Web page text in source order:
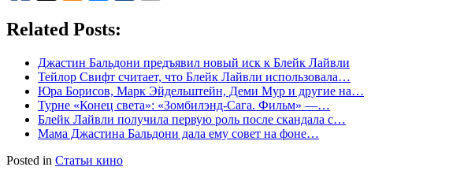
Related Posts:
Джастин Бальдони предъявил новый иск к Блейк Лайвли
Тейлор Свифт считает, что Блейк Лайвли использовала…
Юра Борисов, Марк Эйдельштейн, Деми Мур и другие на…
Турне «Конец света»: «Зомбилэнд-Сага. Фильм» —…
Блейк Лайвли получила первую роль после скандала с…
Мама Джастина Бальдони дала ему совет на фоне…
Posted in Статьи кино